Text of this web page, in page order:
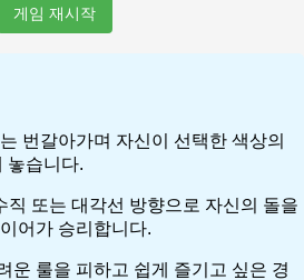
게임 재시작
번갈아가며 자신이 선택한 색상의
놓습니다.
직 또는 대각선 방향으로 자신의 돌을
어가 승리합니다.
운 룰을 피하고 쉽게 즐기고 싶은 경